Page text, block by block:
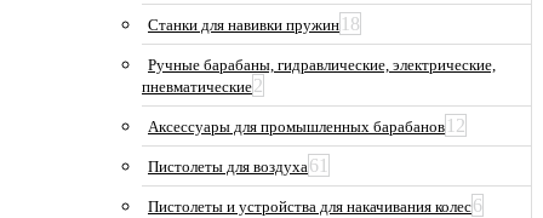
Станки для навивки пружин 18
Ручные барабаны, гидравлические, электрические,
пневматические2
Аксессуары для промышленных барабанов 12
Пистолеты для воздуха61
Пистолеты и устройства для накачивания колес6